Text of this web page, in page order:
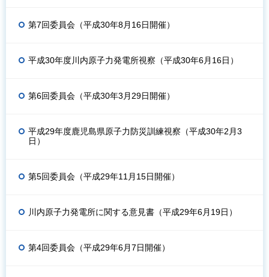
第7回委員会（平成30年8月16日開催）
平成30年度川内原子力発電所視察（平成30年6月16日）
第6回委員会（平成30年3月29日開催）
平成29年度鹿児島県原子力防災訓練視察（平成30年2月3
日）
第5回委員会（平成29年11月15日開催）
川内原子力発電所に関する意見書（平成29年6月19日）
第4回委員会（平成29年6月7日開催）